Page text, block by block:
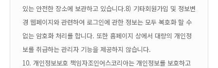
있는 안전한 장소에 보관하고 있습니다.8) 기타회원가입 및 정보변
경 웹페이지와 관련하여 로그인에 관한 정보는 모두 복호화 할 수
없는 암호화 처리를 합니다. 또한 홈페이지 상에서 대량의 개인정
보를 취급하는 관리자 기능을 제공하지 않습니다.
10. 개인정보보호 책임자조인어스코리아는 개인정보를 보호하고